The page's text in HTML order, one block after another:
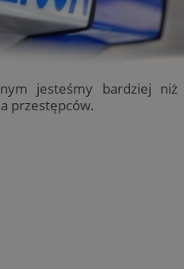
jesteśmy bardziej niż
przestępców.